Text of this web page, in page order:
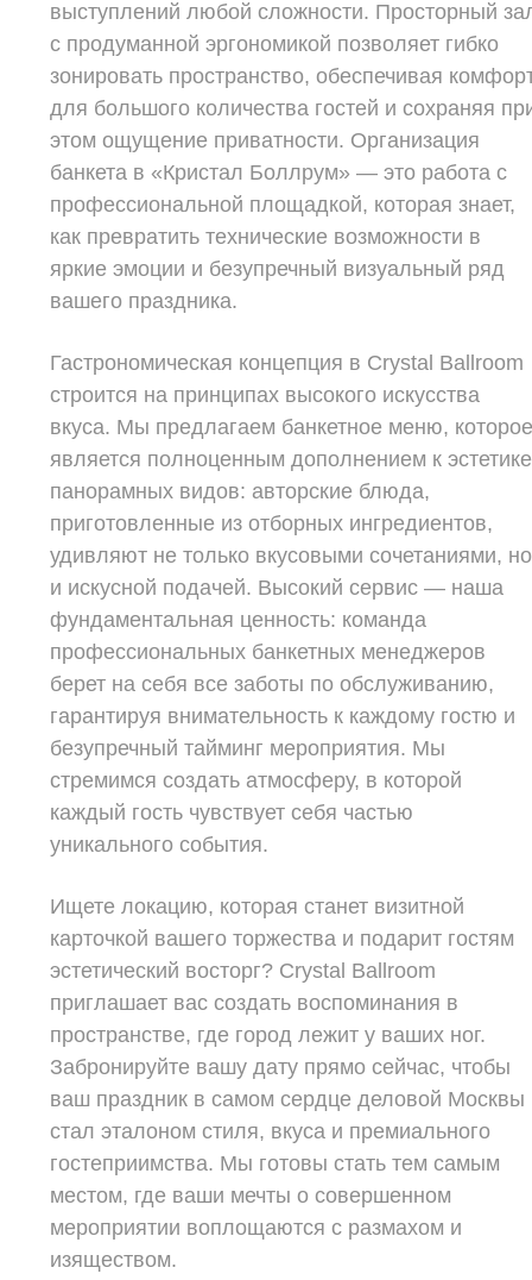
выступлений любой сложности. Просторный
с продуманной эргономикой позволяет гибко
зонировать пространство, обеспечивая
для большого количества гостей и сохраняя
этом ощущение приватности. Организация
банкета в «Кристал Боллрум» — это работа с
профессиональной площадкой, которая знает,
как превратить технические возможности в
яркие эмоции и безупречный визуальный ряд
вашего праздника.
Гастрономическая концепция в Crystal Ballroom
строится на принципах высокого искусства
вкуса. Мы предлагаем банкетное меню,
является полноценным дополнением к эстетике
панорамных видов: авторские блюда,
приготовленные из отборных ингредиентов,
удивляют не только вкусовыми сочетаниями, но
и искусной подачей. Высокий сервис — наша
фундаментальная ценность: команда
профессиональных банкетных менеджеров
берет на себя все заботы по обслуживанию,
гарантируя внимательность к каждому гостю и
безупречный тайминг мероприятия. Мы
стремимся создать атмосферу, в которой
каждый гость чувствует себя частью
уникального события.
Ищете локацию, которая станет визитной
карточкой вашего торжества и подарит гостям
эстетический восторг? Crystal Ballroom
приглашает вас создать воспоминания в
пространстве, где город лежит у ваших ног.
Забронируйте вашу дату прямо сейчас, чтобы
ваш праздник в самом сердце деловой Москвы
стал эталоном стиля, вкуса и премиального
гостеприимства. Мы готовы стать тем самым
местом, где ваши мечты о совершенном
мероприятии воплощаются с размахом и
изяществом.